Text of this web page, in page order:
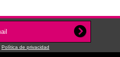
Política de privacidad